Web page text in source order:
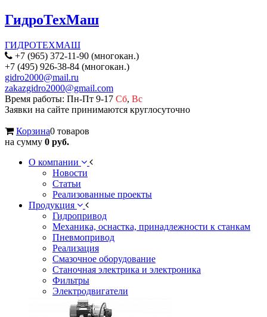
ГидроТехМаш
ГИДРОТЕХМАШ
+7 (965) 372-11-90 (многокан.)
+7 (495) 926-38-84 (многокан.)
gidro2000@mail.ru
zakazgidro2000@gmail.com
Время работы: Пн-Пт 9-17 Сб, Вс
Заявки на сайте принимаются круглосуточно
Корзина0 товаров
на сумму 0 руб.
О компании
Новости
Статьи
Реализованные проекты
Продукция
Гидропривод
Механика, оснастка, принадлежности к станкам
Пневмопривод
Реализация
Смазочное оборудование
Станочная электрика и электроника
Фильтры
Электродвигатели